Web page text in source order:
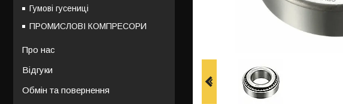
Гумові гусениці
ПРОМИСЛОВІ КОМПРЕСОРИ
Про нас
Відгуки
Обмін та повернення